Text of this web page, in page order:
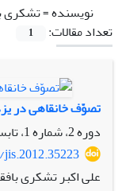
نویسنده =تشکری
تعداد مقالات:
1
تصوّف خانقاهی در
دوره 2، شماره 1، تابستان 1391، صفحه
علی اکبر تشکری